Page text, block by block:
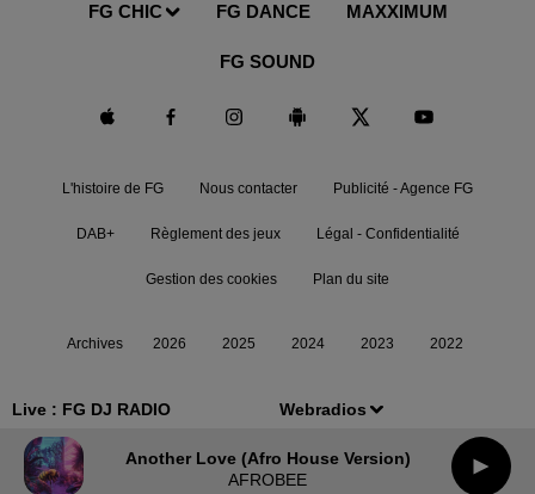
Live : FG DJ RADIO Webradios
Another Love (afro House Version)
AFROBEE
FG CHIC FG DANCE MAXXIMUM
FG SOUND
L'histoire de FG Nous contacter Publicité - Agence FG
DAB+ Règlement des jeux Légal - Confidentialité
Gestion des cookies Plan du site
Archives 2026 2025 2024 2023 2022